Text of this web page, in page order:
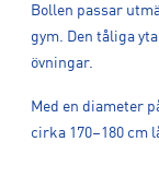
Bollen passar
gym. Den tåliga
övningar.
Med en diameter
cirka 170–180 cm